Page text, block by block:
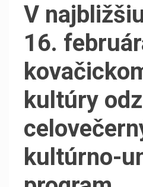
V
16.
kultúry
kultúrno-